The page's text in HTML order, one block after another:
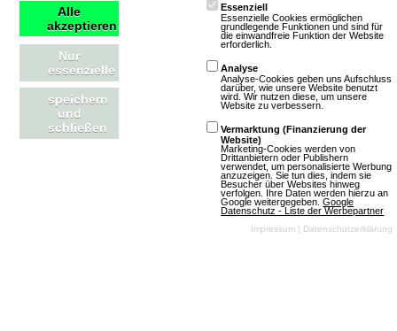
RSS Feeds
Neue Spiele in der
Alle
akzeptieren
Nur
essenzielle
speichern
und
schließen
Essenziell
Essenzielle Cookies ermöglichen
grundlegende Funktionen und sind für
die einwandfreie Funktion der Website
erforderlich.
Analyse
Analyse-Cookies geben uns Aufschluss
darüber, wie unsere Website benutzt
wird. Wir nutzen diese, um unsere
Website zu verbessern.
Vermarktung (Finanzierung der
Website)
Marketing-Cookies werden von
Drittanbietern oder Publishern
verwendet, um personalisierte Werbung
anzuzeigen. Sie tun dies, indem sie
Besucher über Websites hinweg
verfolgen. Ihre Daten werden hierzu an
Google weitergegeben.Google
Datenschutz - Liste der Werbepartner
Impressum | Datenschutzerklärung